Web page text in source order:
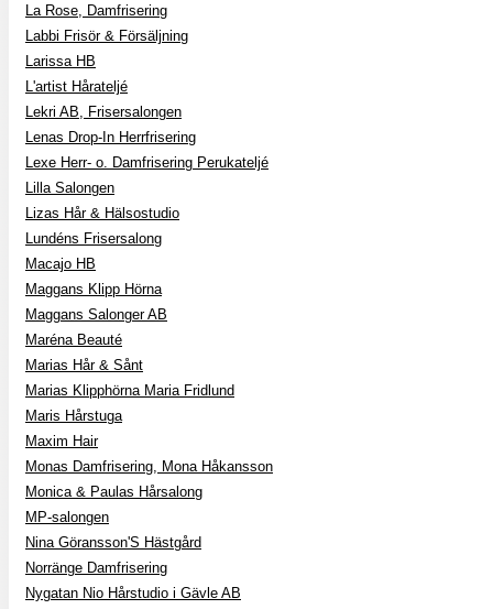
La Rose, Damfrisering
Labbi Frisör & Försäljning
Larissa HB
L'artist Hårateljé
Lekri AB, Frisersalongen
Lenas Drop-In Herrfrisering
Lexe Herr- o. Damfrisering Perukateljé
Lilla Salongen
Lizas Hår & Hälsostudio
Lundéns Frisersalong
Macajo HB
Maggans Klipp Hörna
Maggans Salonger AB
Maréna Beauté
Marias Hår & Sånt
Marias Klipphörna Maria Fridlund
Maris Hårstuga
Maxim Hair
Monas Damfrisering, Mona Håkansson
Monica & Paulas Hårsalong
MP-salongen
Nina Göransson'S Hästgård
Norränge Damfrisering
Nygatan Nio Hårstudio i Gävle AB